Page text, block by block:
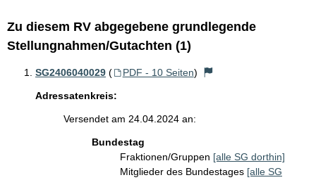
Zu diesem RV abgegebene grundlegende
Stellungnahmen/Gutachten (1)
SG2406040029 ( PDF - 10 Seiten)
Adressatenkreis:
Versendet am 24.04.2024 an:
Bundestag
Fraktionen/Gruppen [alle SG dorthin]
Mitglieder des Bundestages [alle SG